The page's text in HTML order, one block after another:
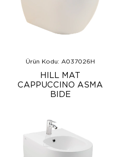
Ürün Kodu: A037026H
HILL MAT
CAPPUCCINO ASMA
BIDE